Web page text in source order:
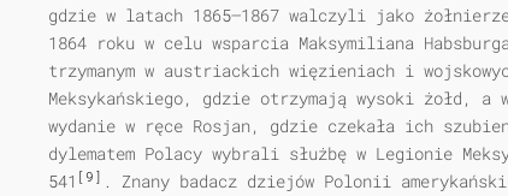
gdzie w latach 1865–1867 walczyli jako
1864 roku w celu wsparcia Maksymiliana
trzymanym w austriackich więzieniach i
Meksykańskiego, gdzie otrzymają wysoki żołd, a
wydanie w ręce Rosjan, gdzie czekała ich
dylematem Polacy wybrali służbę w Legionie
541 [9] . Znany badacz dziejów Polonii